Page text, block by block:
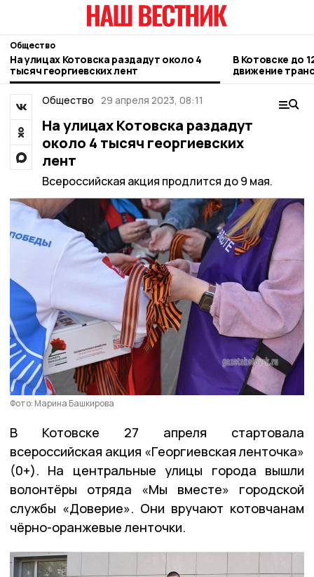
Общество
На улицах Котовска раздадут около 4
тысяч георгиевских лент
В Котовске до
движение
Новой
Общество 29 апреля 2023, 08:11
На улицах Котовска раздадут
около 4 тысяч георгиевских
лент
Всероссийская акция продлится до 9 мая.
Фото: Марина Башкирова
В Котовске 27 апреля стартовала
всероссийская акция «Георгиевская ленточка»
(0+). На центральные улицы города вышли
волонтёры отряда «Мы вместе» городской
службы «Доверие». Они вручают котовчанам
чёрно-оранжевые ленточки.